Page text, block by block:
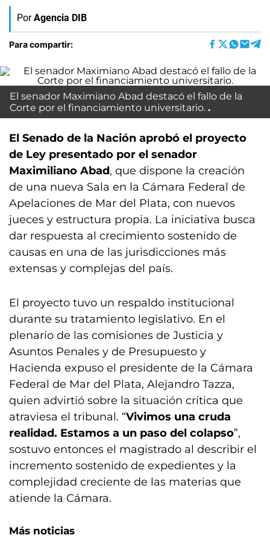
Por Agencia DIB
Para compartir:
El senador Maximiano Abad destacó el fallo de la
Corte por el financiamiento universitario.
El Senado de la Nación aprobó el proyecto
de Ley presentado por el senador
Maximiliano Abad, que dispone la creación
de una nueva Sala en la Cámara Federal de
Apelaciones de Mar del Plata, con nuevos
jueces y estructura propia. La iniciativa busca
dar respuesta al crecimiento sostenido de
causas en una de las jurisdicciones más
extensas y complejas del país.
El proyecto tuvo un respaldo institucional
durante su tratamiento legislativo. En el
plenario de las comisiones de Justicia y
Asuntos Penales y de Presupuesto y
Hacienda expuso el presidente de la Cámara
Federal de Mar del Plata, Alejandro Tazza,
quien advirtió sobre la situación crítica que
atraviesa el tribunal. “Vivimos una cruda
realidad. Estamos a un paso del colapso”,
sostuvo entonces el magistrado al describir el
incremento sostenido de expedientes y la
complejidad creciente de las materias que
atiende la Cámara.
Más noticias